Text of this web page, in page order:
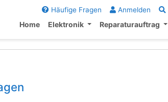
Häufige Fragen Anmelden
Home Elektronik Reparaturauftrag